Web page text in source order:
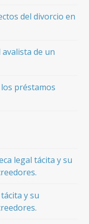
del divorcio en
de un
préstamos
legal tácita y su
y su